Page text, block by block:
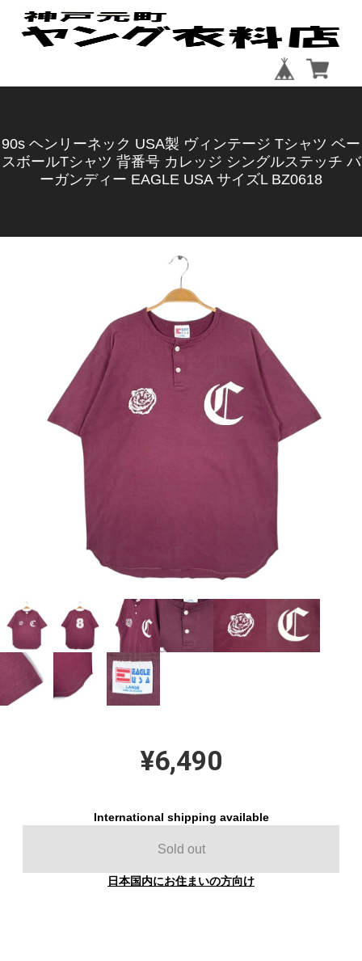
90s ヘンリーネック USA製 ヴィンテージ Tシャツ ベー
スボールTシャツ 背番号 カレッジ シングルステッチ バ
ーガンディー EAGLE USA サイズL BZ0618
¥6,490
International shipping available
Sold out
日本国内にお住まいの方向け